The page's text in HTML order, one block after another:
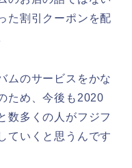
た割引クーポンを配
ムのサービスをかな
ため、今後も2020
数多くの人がフジフ
ていくと思うんです